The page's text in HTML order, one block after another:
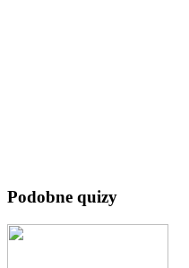
Podobne quizy